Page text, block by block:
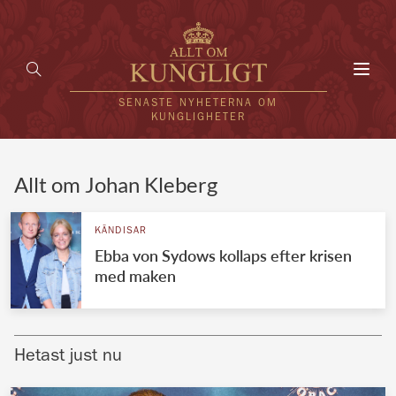
SENASTE NYHETERNA OM
KUNGLIGHETER
UTLÄNDSKT
VÄRLDENS KUNGAHUS
Brittiska kungahuset
Allt om Johan Kleberg
KÄNDISAR
Ebba von Sydows kollaps efter krisen
med maken
Hetast just nu